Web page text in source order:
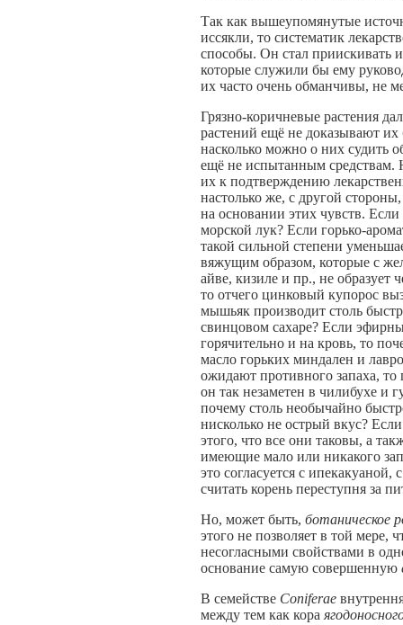
Так как вышеупомянутые
иссякли, то систематик
способы. Он стал приискивать
которые служили бы ему
их часто очень обманчивы, не
Грязно-коричневые растения
растений ещё не доказывают их
насколько можно o них судить
ещё не испытанным средствам.
их к подтверждению
настолько же, с другой
на основании этих чувств.
морской лук? Если горько-
такой сильной степени
вяжущим образом, которые с
айве, кизиле и пр., не образует
то отчего цинковый купорос
мышьяк производит столь
свинцовом сахаре? Если
горячительно и на кровь, то
масло горьких миндален и
ожидают противного запаха, то
он так незаметен в чилибухе и
почему столь необычайно
нисколько не острый вкус?
этого, что все они таковы, а
имеющие мало или никакого
это согласуется с
считать корень переступня за
Но, может быть, ботаническое
этого не позволяет в той
несогласными свойствами в
основание самую совершенную
В семействе Coniferae
между тем как кора